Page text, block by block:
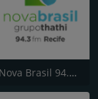
Nova Brasil 94.3 FM